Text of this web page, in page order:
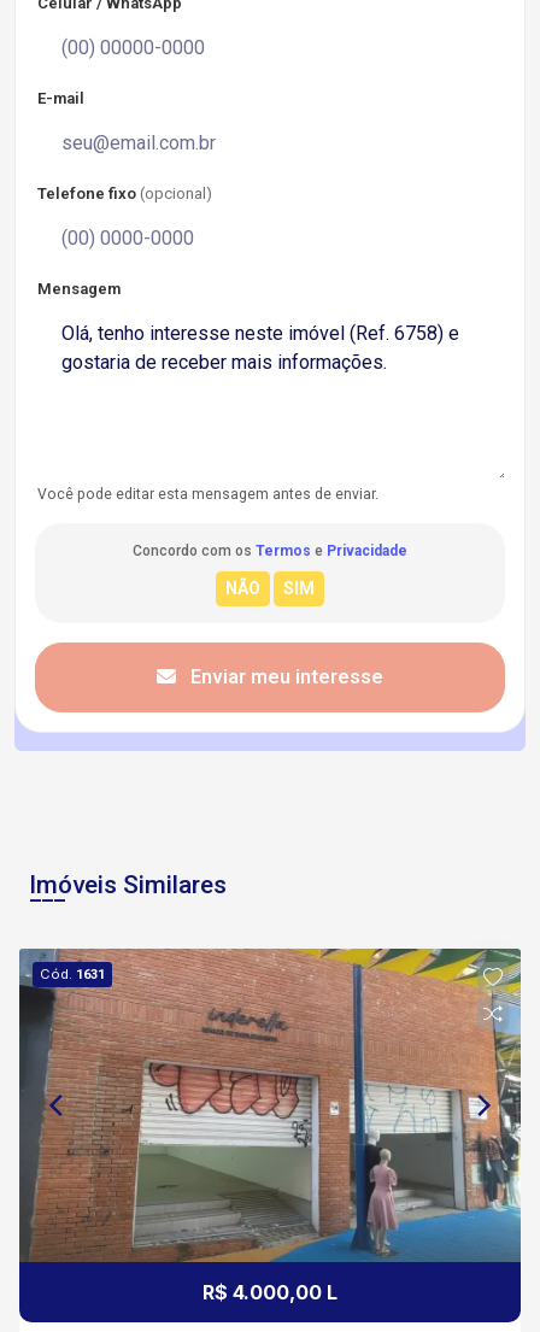
E-mail
Telefone fixo (opcional)
Mensagem
Você pode editar esta mensagem antes de enviar.
Concordo com os Termos e Privacidade
Enviar meu interesse
Imóveis Similares
Cód. 1631
R$ 4.000,00 L